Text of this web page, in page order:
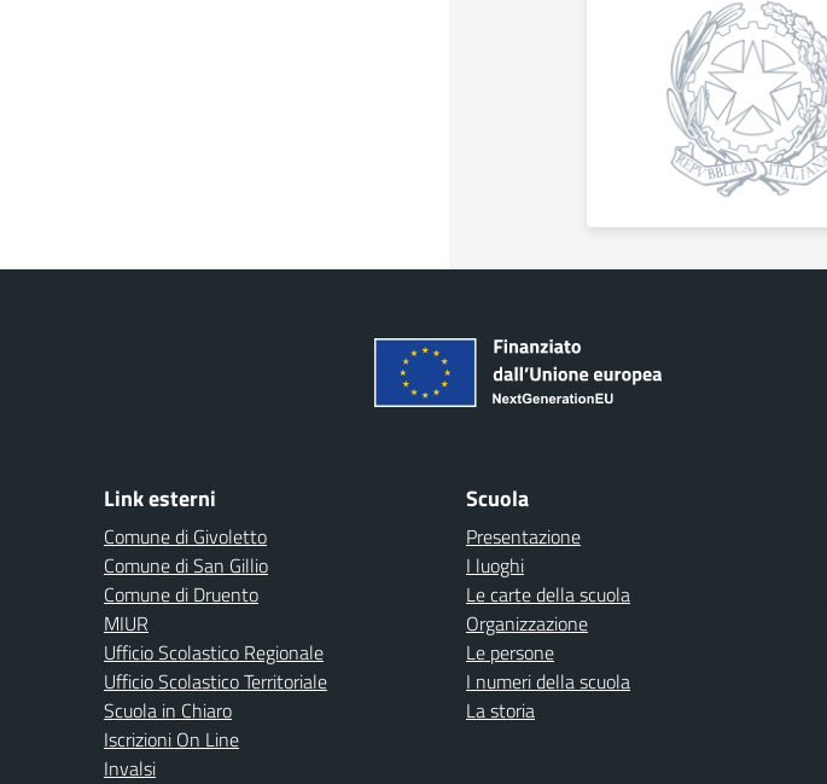
Link esterni
Comune di Givoletto
Comune di San Gillio
Comune di Druento
MIUR
Ufficio Scolastico Regionale
Ufficio Scolastico Territoriale
Scuola in Chiaro
Iscrizioni On Line
Invalsi
Scuola
Presentazione
I luoghi
Le carte della scuola
Organizzazione
Le persone
I numeri della scuola
La storia